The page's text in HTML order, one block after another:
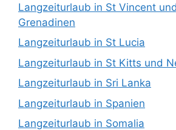
Langzeiturlaub in St Vincent
Grenadinen
Langzeiturlaub in St Lucia
Langzeiturlaub in St Kitts und
Langzeiturlaub in Sri Lanka
Langzeiturlaub in Spanien
Langzeiturlaub in Somalia